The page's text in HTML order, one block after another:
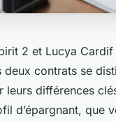
2 et Lucya
contrats se
leurs différences
d’épargnant, que